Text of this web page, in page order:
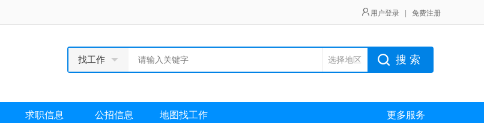
用户登录 免费注册
找工作 选择地区 搜 索
求职信息 公招信息 地图找工作 更多服务